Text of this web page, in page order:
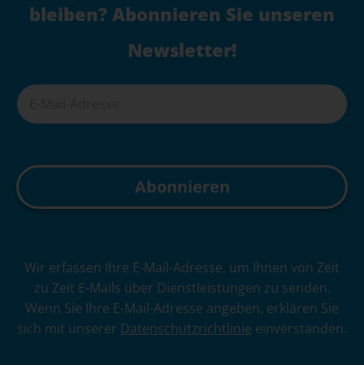
bleiben? Abonnieren Sie unseren
Newsletter!
Wir erfassen Ihre E-Mail-Adresse, um Ihnen von Zeit
zu Zeit E-Mails über Dienstleistungen zu senden.
Wenn Sie Ihre E-Mail-Adresse angeben, erklären Sie
sich mit unserer Datenschutzrichtlinie einverstanden.